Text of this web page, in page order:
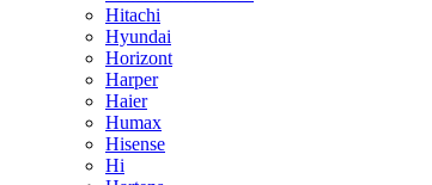
Hitachi
Hyundai
Horizont
Harper
Haier
Humax
Hisense
Hi